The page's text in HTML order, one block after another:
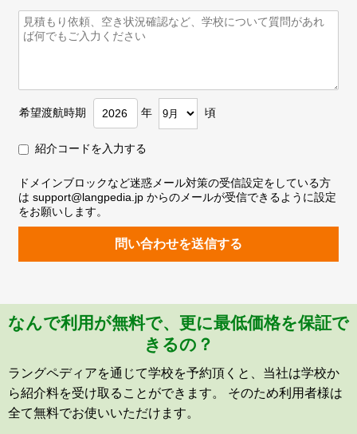
希望渡航時期 年 頃
紹介コードを入力する
ドメインブロックなど迷惑メール対策の受信設定をしている方
は support@langpedia.jp からのメールが受信できるように設定
をお願いします。
問い合わせを送信する
なんで利用が無料で、更に最低価格を保証で
きるの？
ラングペディアを通じて学校を予約頂くと、当社は学校か
ら紹介料を受け取ることができます。 そのため利用者様は
全て無料でお使いいただけます。